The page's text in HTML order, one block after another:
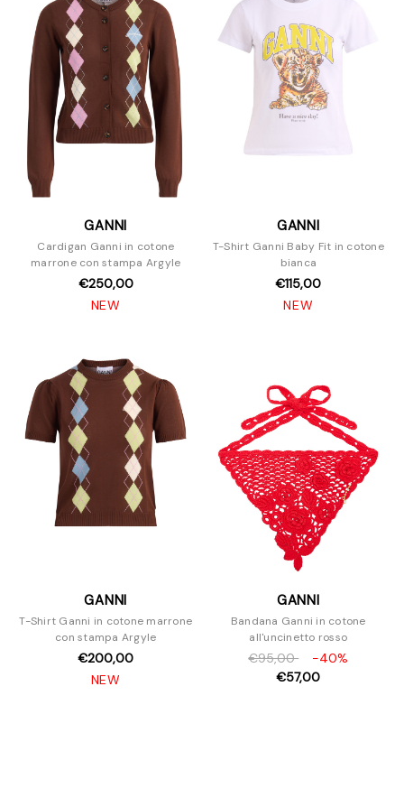
GANNI
Cardigan Ganni in cotone
marrone con stampa Argyle
€250,00
NEW
GANNI
T-Shirt Ganni Baby Fit in cotone
bianca
€115,00
NEW
GANNI
T-Shirt Ganni in cotone marrone
con stampa Argyle
€200,00
NEW
GANNI
Bandana Ganni in cotone
all'uncinetto rosso
€95,00
-40%
€57,00